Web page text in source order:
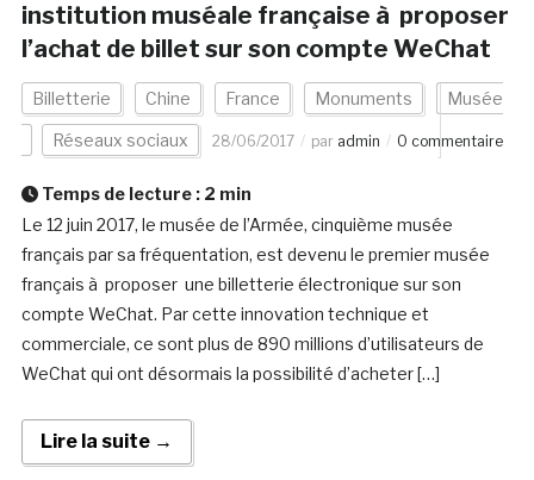
institution muséale française à proposer
l’achat de billet sur son compte WeChat
Billetterie Chine France Monuments Musée
Réseaux sociaux 28/06/2017 par admin 0 commentaire
Temps de lecture : 2 min
Le 12 juin 2017, le musée de l’Armée, cinquième musée
français par sa fréquentation, est devenu le premier musée
français à proposer une billetterie électronique sur son
compte WeChat. Par cette innovation technique et
commerciale, ce sont plus de 890 millions d’utilisateurs de
WeChat qui ont désormais la possibilité d’acheter […]
Lire la suite →